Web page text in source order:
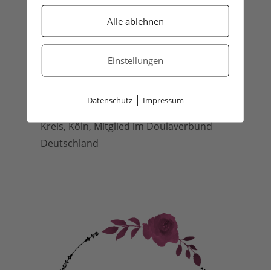
Carina Rosen, deine Doula und
Stillberaterin aus Lohmar, Rhein-Sieg-
Kreis, Köln, Mitglied im Doulaverbund
Deutschland
Alle ablehnen
Einstellungen
Datenschutz| Impressum